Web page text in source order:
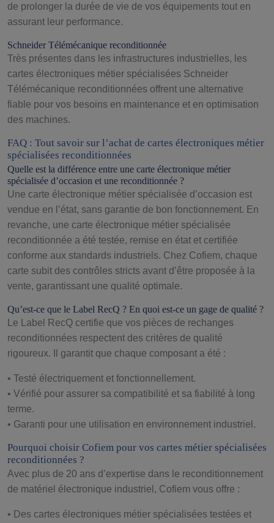
de prolonger la durée de vie de vos équipements tout en
assurant leur performance.
Schneider Télémécanique reconditionnée
Très présentes dans les infrastructures industrielles, les
cartes électroniques métier spécialisées Schneider
Télémécanique reconditionnées offrent une alternative
fiable pour vos besoins en maintenance et en optimisation
des machines.
FAQ : Tout savoir sur l’achat de cartes électroniques métier
spécialisées reconditionnées
Quelle est la différence entre une carte électronique métier
spécialisée d’occasion et une reconditionnée ?
Une carte électronique métier spécialisée d’occasion est
vendue en l’état, sans garantie de bon fonctionnement. En
revanche, une carte électronique métier spécialisée
reconditionnée a été testée, remise en état et certifiée
conforme aux standards industriels. Chez Cofiem, chaque
carte subit des contrôles stricts avant d’être proposée à la
vente, garantissant une qualité optimale.
Qu’est-ce que le Label RecQ ? En quoi est-ce un gage de qualité ?
Le Label RecQ certifie que vos pièces de rechanges
reconditionnées respectent des critères de qualité
rigoureux. Il garantit que chaque composant a été :
• Testé électriquement et fonctionnellement.
• Vérifié pour assurer sa compatibilité et sa fiabilité à long
terme.
• Garanti pour une utilisation en environnement industriel.
Pourquoi choisir Cofiem pour vos cartes métier spécialisées
reconditionnées ?
Avec plus de 20 ans d’expertise dans le reconditionnement
de matériel électronique industriel, Cofiem vous offre :
• Des cartes électroniques métier spécialisées testées et